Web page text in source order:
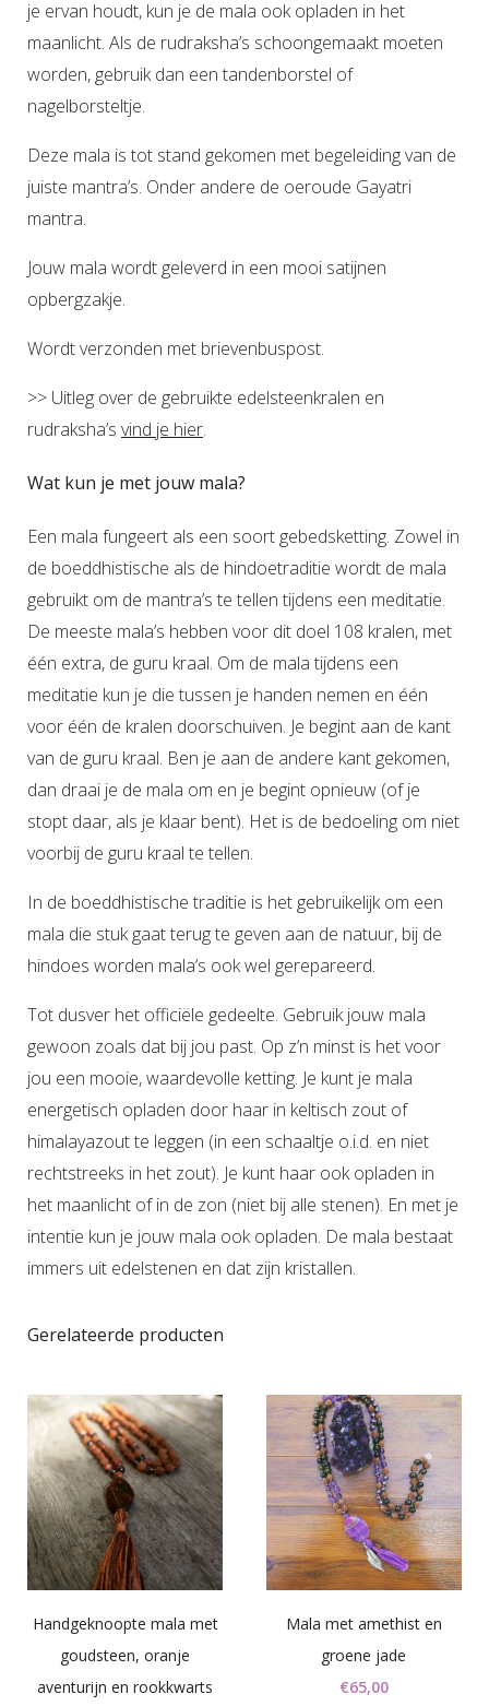
je ervan houdt, kun je de mala ook opladen in het
maanlicht. Als de rudraksha’s schoongemaakt moeten
worden, gebruik dan een tandenborstel of
nagelborsteltje.
Deze mala is tot stand gekomen met begeleiding van de
juiste mantra’s. Onder andere de oeroude Gayatri
mantra.
Jouw mala wordt geleverd in een mooi satijnen
opbergzakje.
Wordt verzonden met brievenbuspost.
>> Uitleg over de gebruikte edelsteenkralen en
rudraksha’s vind je hier.
Wat kun je met jouw mala?
Een mala fungeert als een soort gebedsketting. Zowel in
de boeddhistische als de hindoetraditie wordt de mala
gebruikt om de mantra’s te tellen tijdens een meditatie.
De meeste mala’s hebben voor dit doel 108 kralen, met
één extra, de guru kraal. Om de mala tijdens een
meditatie kun je die tussen je handen nemen en één
voor één de kralen doorschuiven. Je begint aan de kant
van de guru kraal. Ben je aan de andere kant gekomen,
dan draai je de mala om en je begint opnieuw (of je
stopt daar, als je klaar bent). Het is de bedoeling om niet
voorbij de guru kraal te tellen.
In de boeddhistische traditie is het gebruikelijk om een
mala die stuk gaat terug te geven aan de natuur, bij de
hindoes worden mala’s ook wel gerepareerd.
Tot dusver het officiële gedeelte. Gebruik jouw mala
gewoon zoals dat bij jou past. Op z’n minst is het voor
jou een mooie, waardevolle ketting. Je kunt je mala
energetisch opladen door haar in keltisch zout of
himalayazout te leggen (in een schaaltje o.i.d. en niet
rechtstreeks in het zout). Je kunt haar ook opladen in
het maanlicht of in de zon (niet bij alle stenen). En met je
intentie kun je jouw mala ook opladen. De mala bestaat
immers uit edelstenen en dat zijn kristallen.
Gerelateerde producten
Handgeknoopte mala met
goudsteen, oranje
aventurijn en rookkwarts
Mala met amethist en
groene jade
€65,00